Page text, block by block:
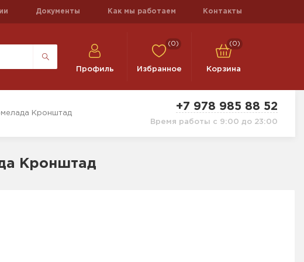
Документы Как мы работаем Контакты
Профиль
(0)
Избранное
(0)
Корзина
Кронштад
+7 978 985 88 52
Время работы с 9:00 до 23:00
Кронштад